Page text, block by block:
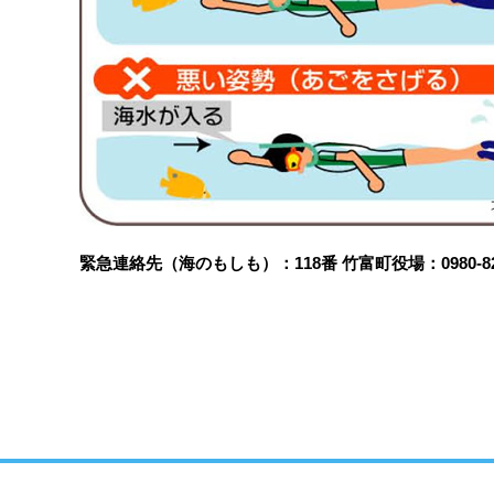
緊急連絡先（海のもしも）：118番 竹富町役場：0980-